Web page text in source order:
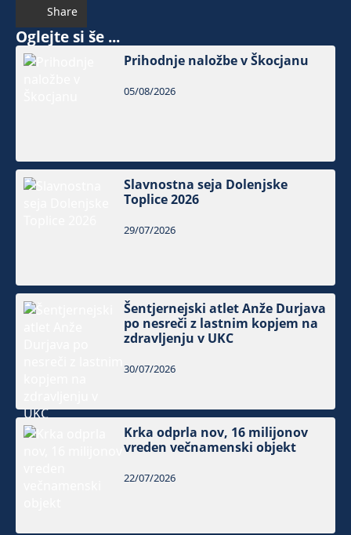
Share
Oglejte si še ...
Prihodnje naložbe v Škocjanu
05/08/2026
Slavnostna seja Dolenjske
Toplice 2026
29/07/2026
Šentjernejski atlet Anže Durjava
po nesreči z lastnim kopjem na
zdravljenju v UKC
30/07/2026
Krka odprla nov, 16 milijonov
vreden večnamenski objekt
22/07/2026